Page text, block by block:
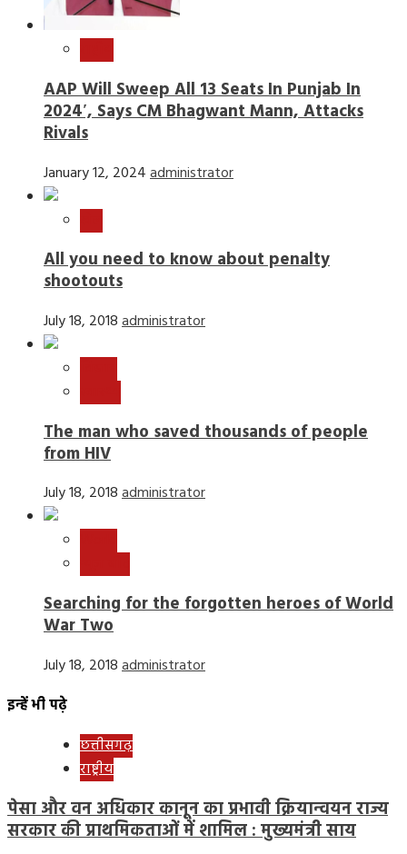
AAP Will Sweep All 13 Seats In Punjab In
2024′, Says CM Bhagwant Mann, Attacks
Rivals
January 12, 2024administrator
All you need to know about penalty
shootouts
July 18, 2018administrator
The man who saved thousands of people
from HIV
July 18, 2018administrator
Searching for the forgotten heroes of World
War Two
July 18, 2018administrator
इन्हें भी पढ़े
छत्तीसगढ़
राष्ट्रीय
पेसा और वन अधिकार कानून का प्रभावी क्रियान्वयन राज्य
सरकार की प्राथमिकताओं में शामिल : मुख्यमंत्री साय